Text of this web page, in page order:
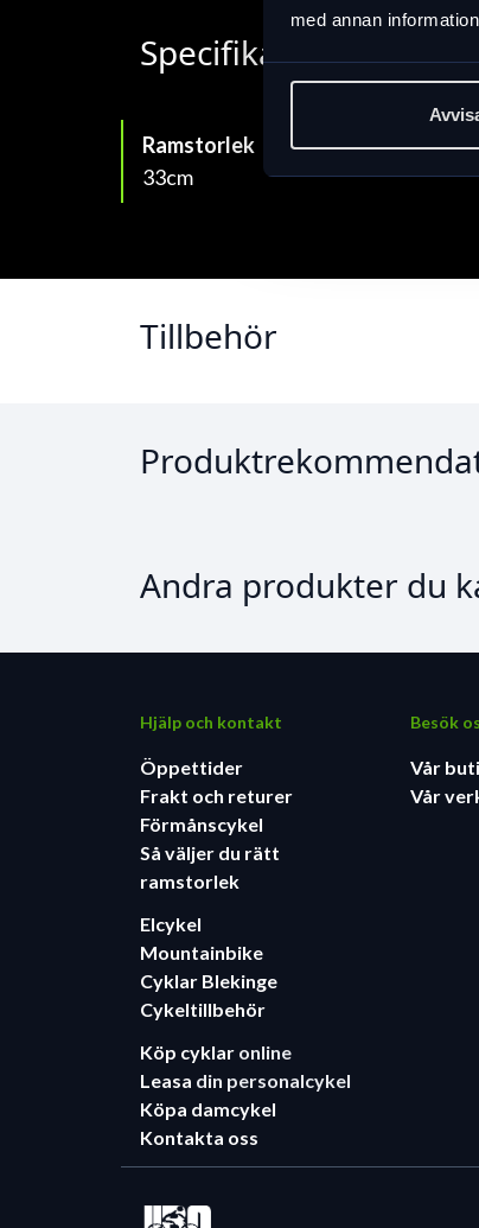
med annan
Specifikation
Ramstorlek
33cm
Tillbehör
Andra produkter du
Hjälp och kontakt
Öppettider
Frakt och returer
Förmånscykel
Så väljer du rätt
ramstorlek
Elcykel
Mountainbike
Cyklar Blekinge
Cykeltillbehör
Köp cyklar online
Leasa din personalcykel
Köpa damcykel
Kontakta oss
Besök
Vår
Vår